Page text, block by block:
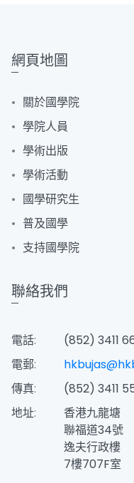
網頁地圖
關於國學院
學院人員
學術出版
學術活動
國學研究生
普及國學
支持國學院
聯絡我們
電話:
(852) 3411
電郵:
傳真:
(852) 3411
地址:
香港九龍塘
聯福道34號
逸夫行政樓
7樓707F室